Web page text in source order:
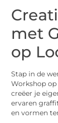
met
op
Stap in de
Workshop
creëer je
ervaren
en vormen